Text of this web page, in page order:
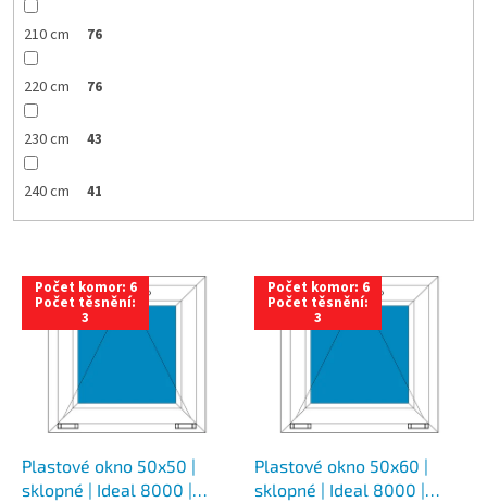
210 cm 76
220 cm 76
230 cm 43
240 cm 41
V
Počet komor: 6
Počet těsnění:
3
Plastové okno 50x50 |
sklopné | Ideal 8000 |
Počet komor: 6
Počet těsnění:
3
Plastové okno 50x60 |
sklopné | Ideal 8000 |